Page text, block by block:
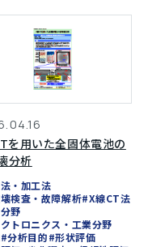
を用いた全固体電池の
分析
・加工法
検査・故障解析#X線CT法
野
トロニクス・工業分野
#分析目的#形状評価